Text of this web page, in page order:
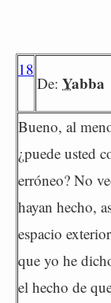
18
De: Yabba
Bueno, al
¿puede usted
erróneo? No
hayan hecho,
espacio
que yo he
el hecho de